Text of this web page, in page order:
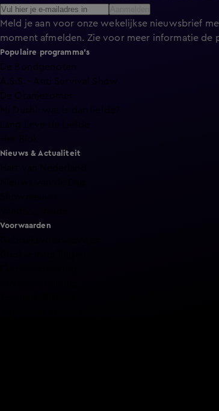
Meld je aan voor onze wekelijkse nieuwsbrief
moment afmelden. Zie voor meer informatie de
Populaire programma's
De Bondgenoten
Nieuws & Actualiteit
Voorwaarden